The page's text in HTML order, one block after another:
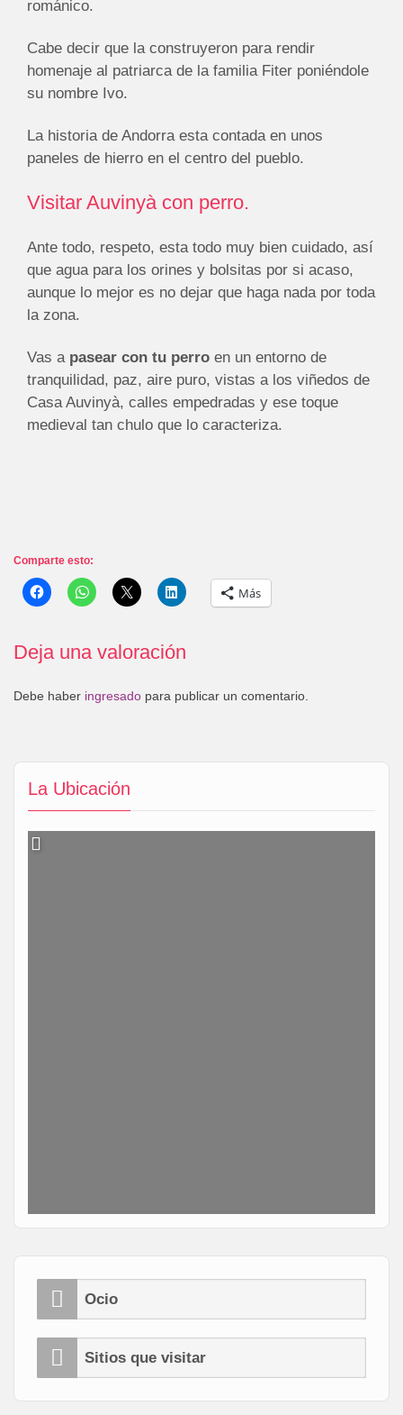
La Ubicación
Ocio
Sitios que visitar
románico.
Cabe decir que la construyeron para rendir
homenaje al patriarca de la familia Fiter poniéndole
su nombre Ivo.
La historia de Andorra esta contada en unos
paneles de hierro en el centro del pueblo.
Visitar Auvinyà con perro.
Ante todo, respeto, esta todo muy bien cuidado, así
que agua para los orines y bolsitas por si acaso,
aunque lo mejor es no dejar que haga nada por toda
la zona.
Vas a pasear con tu perro en un entorno de
tranquilidad, paz, aire puro, vistas a los viñedos de
Casa Auvinyà, calles empedradas y ese toque
medieval tan chulo que lo caracteriza.
Comparte esto:
Más
Deja una valoración
Debe haber ingresado para publicar un comentario.